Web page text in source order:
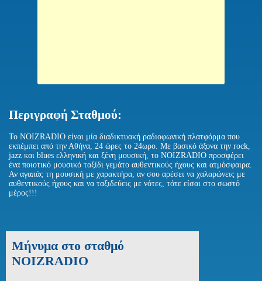
Περιγραφή Σταθμού:
Το NOIZRADIO είναι μία διαδικτυακή ραδιοφωνική πλατφόρμα που
εκπέμπει από την Αθήνα, 24 ώρες το 24ωρο. Με βασικό άξονα την rock,
jazz και blues ελληνική και ξένη μουσική, το NOIZRADIO προσφέρει
ένα ποιοτικό μουσικό ταξίδι γεμάτο αυθεντικούς ήχους και ατμόσφαιρα.
Αν αγαπάς τη μουσική με χαρακτήρα, αν σου αρέσει να χαλαρώνεις με
αυθεντικούς ήχους και να ταξιδεύεις με νότες, τότε είσαι στο σωστό
μέρος!!!
Μήνυμα στο σταθμό
NOIZRADIO